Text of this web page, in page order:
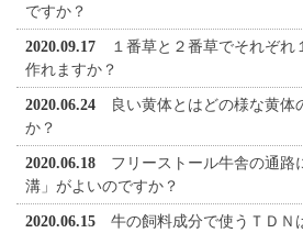
ですか？
2020.09.17
１番草と２番草でそれぞれ
作れますか？
2020.06.24
良い黄体とはどの様な黄体
か？
2020.06.18
フリーストール牛舎の通路
溝」がよいのですか？
2020.06.15
牛の飼料成分で使うＴＤＮ